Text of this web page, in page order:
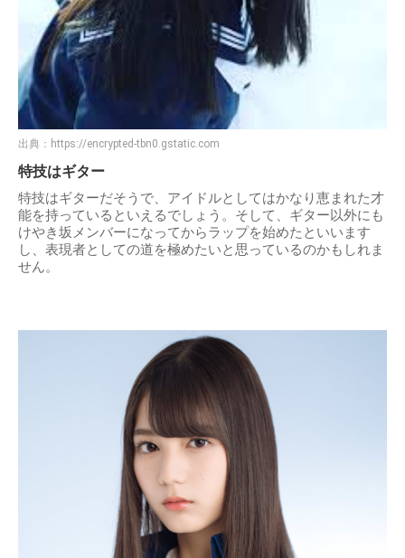
出典： https://encrypted-tbn0.gstatic.com
特技はギター
特技はギターだそうで、アイドルとしてはかなり恵まれた才
能を持っているといえるでしょう。そして、ギター以外にも
けやき坂メンバーになってからラップを始めたといいます
し、表現者としての道を極めたいと思っているのかもしれま
せん。